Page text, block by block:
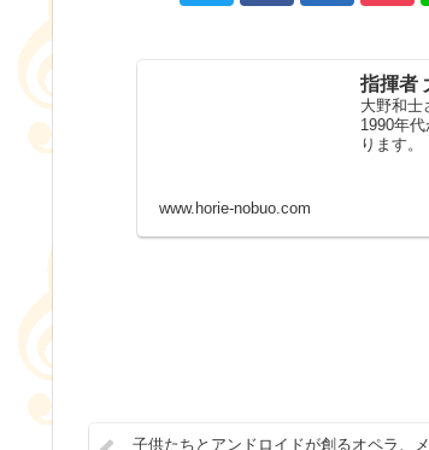
指揮者
大野和士
1990年
ります。
www.horie-nobuo.com
子供たちとアンドロイドが創るオペラ、